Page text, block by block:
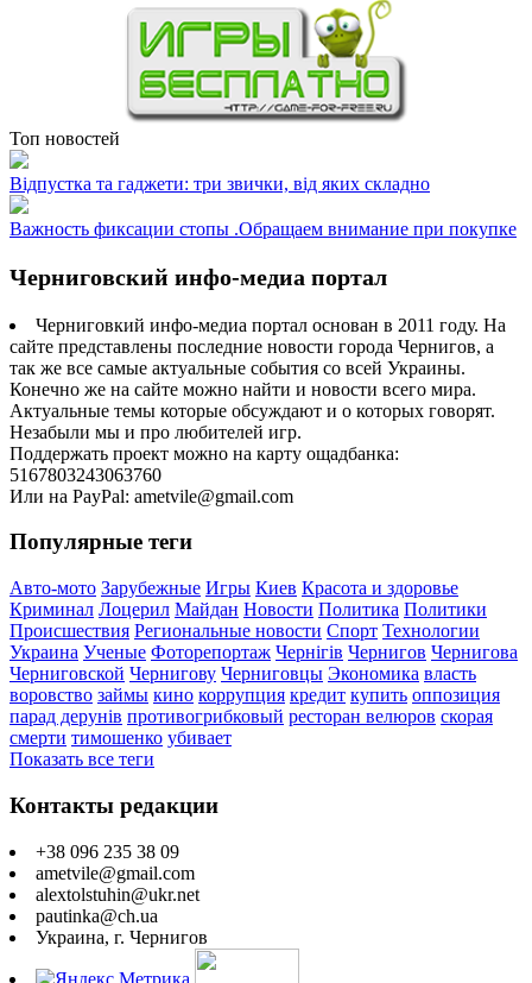
Топ новостей
Відпустка та гаджети: три звички, від яких складно
Важность фиксации стопы .Обращаем внимание при покупке
Черниговский инфо-медиа портал
Черниговкий инфо-медиа портал основан в 2011 году. На
сайте представлены последние новости города Чернигов, а
так же все самые актуальные события со всей Украины.
Конечно же на сайте можно найти и новости всего мира.
Актуальные темы которые обсуждают и о которых говорят.
Незабыли мы и про любителей игр.
Поддержать проект можно на карту ощадбанка:
5167803243063760
Или на PayPal: ametvile@gmail.com
Популярные теги
Авто-мото Зарубежные Игры Киев Красота и здоровье
Криминал Лоцерил Майдан Новости Политика Политики
Происшествия Региональные новости Спорт Технологии
Украина Ученые Фоторепортаж Чернігів Чернигов Чернигова
Черниговской Чернигову Черниговцы Экономика власть
воровство займы кино коррупция кредит купить оппозиция
парад дерунів противогрибковый ресторан велюров скорая
смерти тимошенко убивает
Показать все теги
Контакты редакции
+38 096 235 38 09
ametvile@gmail.com
alextolstuhin@ukr.net
pautinka@ch.ua
Украина, г. Чернигов